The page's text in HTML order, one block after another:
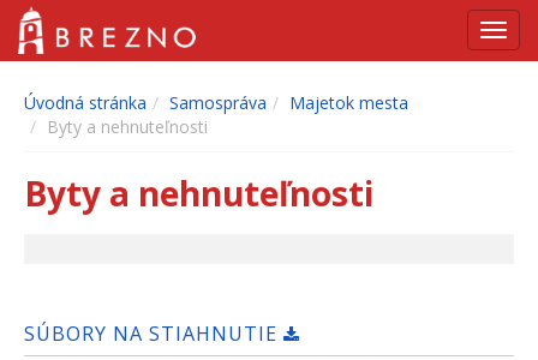
Úvodná stránka Samospráva
Majetok mesta
Byty a nehnuteľnosti
Byty a nehnuteľnosti
SÚBORY NA STIAHNUTIE